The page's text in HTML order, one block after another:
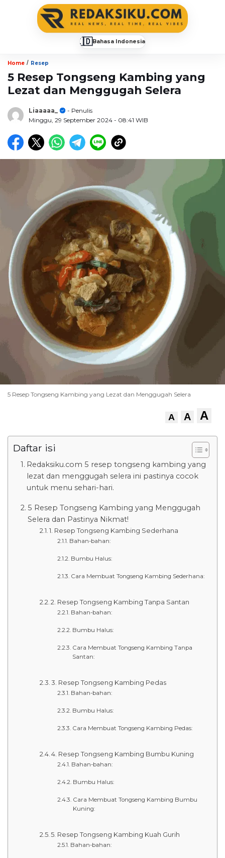
🇮🇩Bahasa Indonesia
Home / Resep
5 Resep Tongseng Kambing yang
Lezat dan Menggugah Selera
Liaaaaa_
- Penulis
Minggu, 29 September 2024 - 08:41 WIB
5 Resep Tongseng Kambing yang Lezat dan Menggugah Selera
A A A
Daftar isi
Redaksiku.com 5 resep tongseng kambing yang
lezat dan menggugah selera ini pastinya cocok
untuk menu sehari-hari.
5 Resep Tongseng Kambing yang Menggugah
Selera dan Pastinya Nikmat!
1. Resep Tongseng Kambing Sederhana
Bahan-bahan:
Bumbu Halus:
Cara Membuat Tongseng Kambing Sederhana:
2. Resep Tongseng Kambing Tanpa Santan
Bahan-bahan:
Bumbu Halus:
Cara Membuat Tongseng Kambing Tanpa
Santan:
3. Resep Tongseng Kambing Pedas
Bahan-bahan:
Bumbu Halus:
Cara Membuat Tongseng Kambing Pedas:
4. Resep Tongseng Kambing Bumbu Kuning
Bahan-bahan:
Bumbu Halus:
Cara Membuat Tongseng Kambing Bumbu
Kuning:
5. Resep Tongseng Kambing Kuah Gurih
Bahan-bahan: